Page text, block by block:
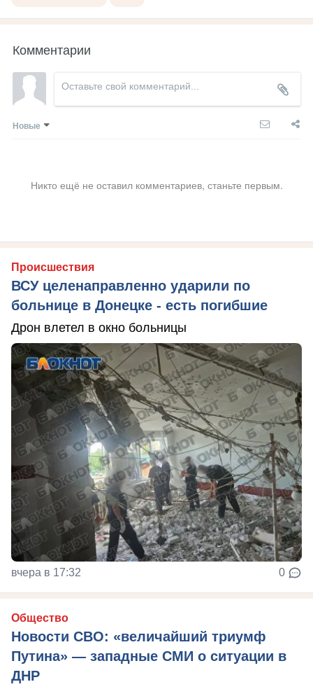
Комментарии
Новые
Никто ещё не оставил комментариев, станьте первым.
Происшествия
ВСУ целенаправленно ударили по
больнице в Донецке - есть погибшие
Дрон влетел в окно больницы
вчера в 17:32 0
Общество
Новости СВО: «величайший триумф
Путина» — западные СМИ о ситуации в
ДНР